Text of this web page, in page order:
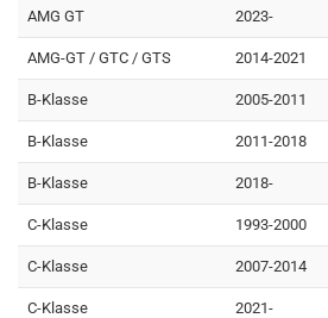
AMG GT 2023-
AMG-GT / GTC / GTS 2014-2021
B-Klasse 2005-2011
B-Klasse 2011-2018
B-Klasse 2018-
C-Klasse 1993-2000
C-Klasse 2007-2014
C-Klasse 2021-